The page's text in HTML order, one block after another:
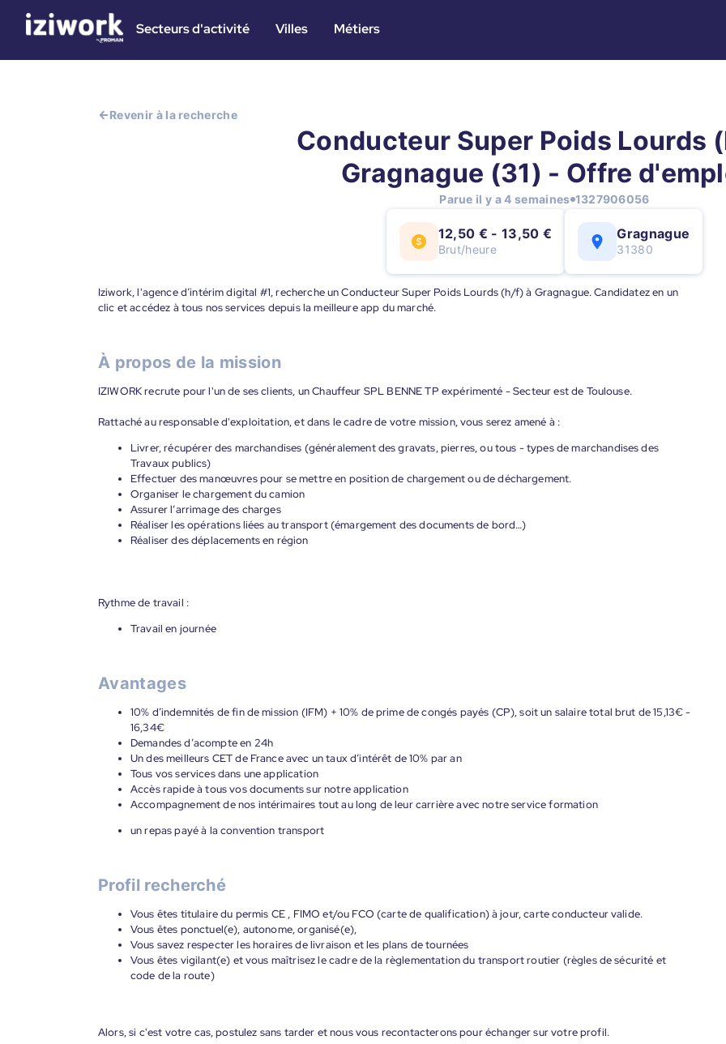
Secteurs d'activité Villes Métiers
Revenir à la recherche
Conducteur Super Poids Lourds
Gragnague (31) - Offre
Parue il y a 4 semaines 1327906056
12,50 € - 13,50 €
Brut/heure
Gragnague
31380
Iziwork, l'agence d’intérim digital #1, recherche un Conducteur Super Poids Lourds (h/f) à Gragnague. Candidatez en un
clic et accédez à tous nos services depuis la meilleure app du marché.
À propos de la mission
IZIWORK recrute pour l'un de ses clients, un Chauffeur SPL BENNE TP expérimenté - Secteur est de Toulouse.
Rattaché au responsable d'exploitation, et dans le cadre de votre mission, vous serez amené à :
Livrer, récupérer des marchandises (généralement des gravats, pierres, ou tous - types de marchandises des
Travaux publics)
Effectuer des manœuvres pour se mettre en position de chargement ou de déchargement.
Organiser le chargement du camion
Assurer l’arrimage des charges
Réaliser les opérations liées au transport (émargement des documents de bord…)
Réaliser des déplacements en région
Rythme de travail :
Travail en journée
Avantages
10% d’indemnités de fin de mission (IFM) + 10% de prime de congés payés (CP), soit un salaire total brut de 15,13€ -
16,34€
Demandes d’acompte en 24h
Un des meilleurs CET de France avec un taux d’intérêt de 10% par an
Tous vos services dans une application
Accès rapide à tous vos documents sur notre application
Accompagnement de nos intérimaires tout au long de leur carrière avec notre service formation
un repas payé à la convention transport
Profil recherché
Vous êtes titulaire du permis CE , FIMO et/ou FCO (carte de qualification) à jour, carte conducteur valide.
Vous êtes ponctuel(e), autonome, organisé(e),
Vous savez respecter les horaires de livraison et les plans de tournées
Vous êtes vigilant(e) et vous maîtrisez le cadre de la règlementation du transport routier (règles de sécurité et
code de la route)
Alors, si c'est votre cas, postulez sans tarder et nous vous recontacterons pour échanger sur votre profil.